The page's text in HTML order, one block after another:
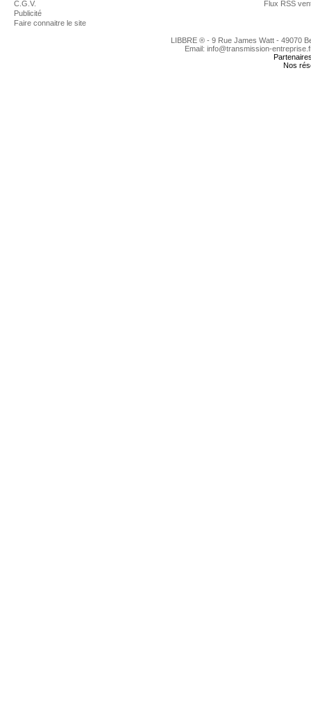
C.G.V.
Publicité
Faire connaitre le site
Flux RSS
LIBBRE ® - 9 Rue James Watt - 49070
Email: info@transmission-
Nos